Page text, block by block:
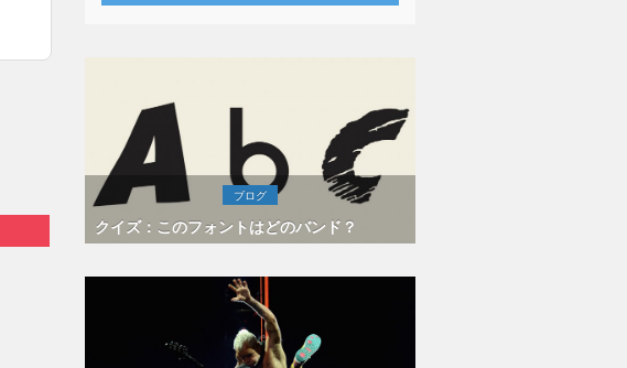
ブログ
クイズ：このフォントはどのバンド？